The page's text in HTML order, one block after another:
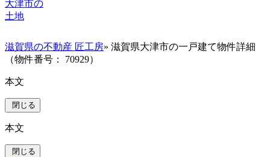
大津市の
土地
滋賀県の不動産 匠工房» 滋賀県大津市の一戸建て物件詳細
（物件番号： 70929）
本文
閉じる
本文
閉じる